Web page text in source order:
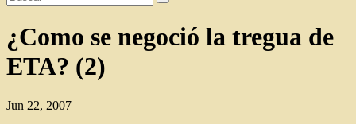
¿Como se negoció la tregua de
ETA? (2)
Jun 22, 2007